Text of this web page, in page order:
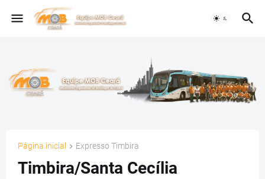
Página inicial Expresso Timbira
Timbira/Santa Cecília